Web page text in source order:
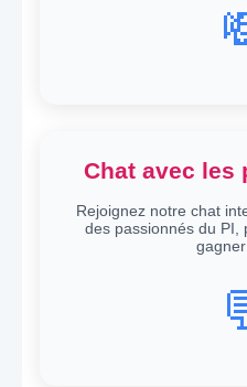
Chat avec les
Rejoignez notre chat
des passionnés du PI,
gagner